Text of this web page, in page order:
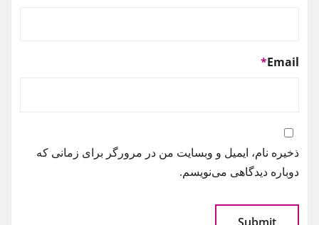
Email
*
ذخیره نام، ایمیل و وبسایت من در مرورگر برای زمانی که
دوباره دیدگاهی می‌نویسم.